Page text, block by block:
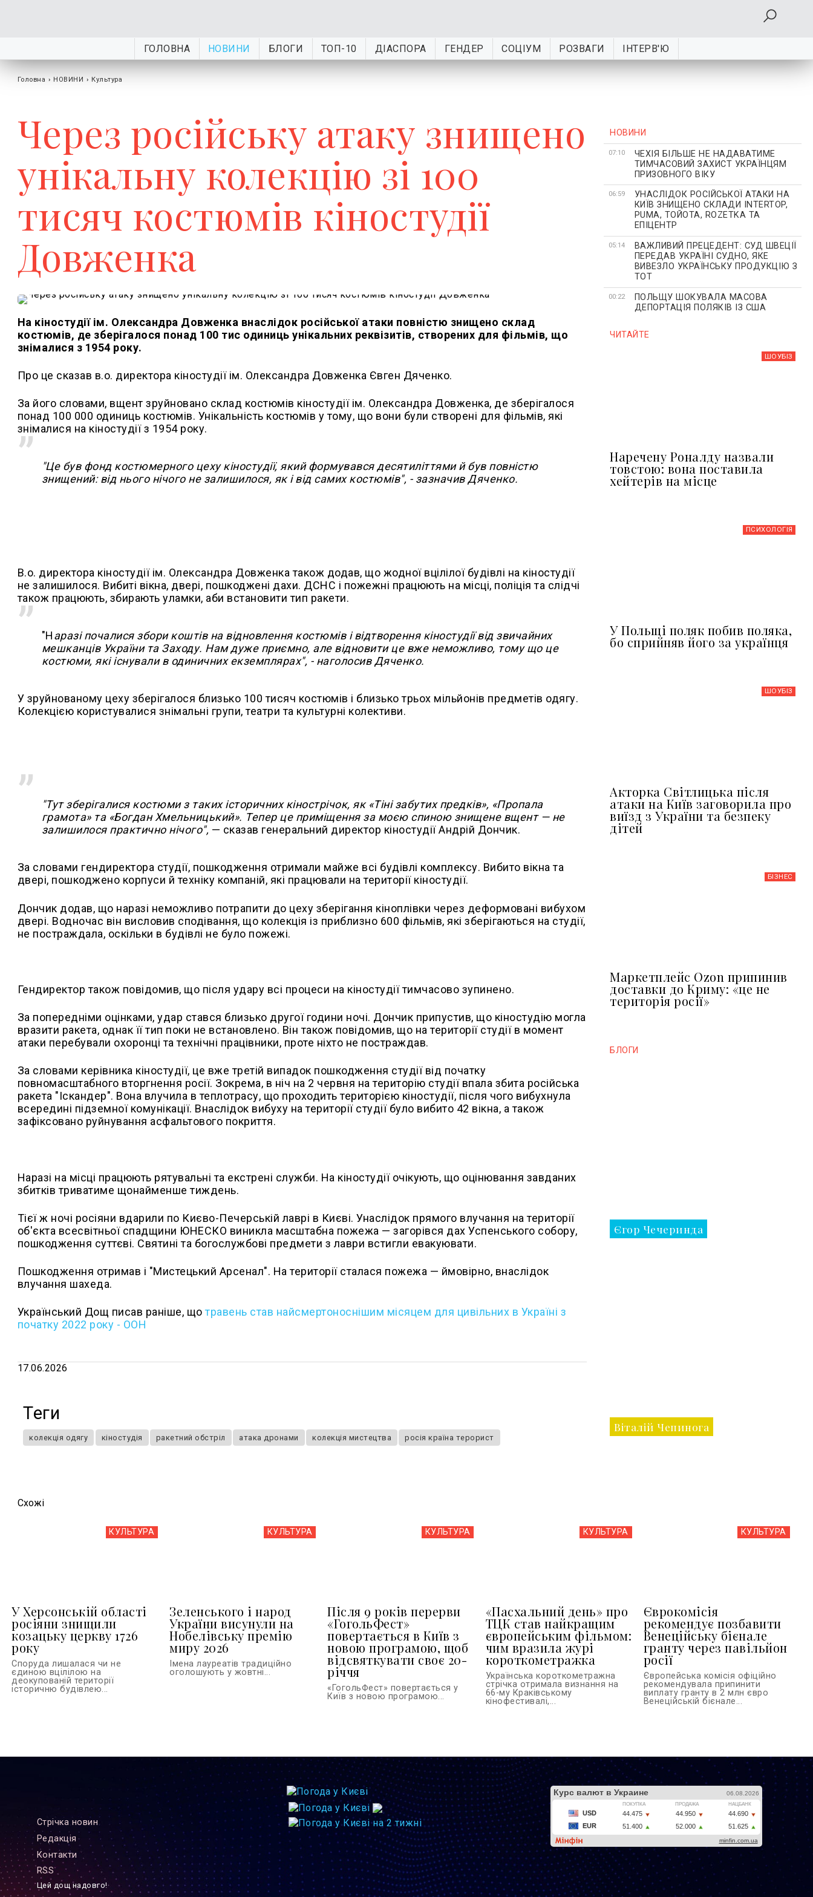
ГОЛОВНА НОВИНИ БЛОГИ ТОП-10 ДІАСПОРА ГЕНДЕР СОЦІУМ РОЗВАГИ ІНТЕРВ'Ю
Головна › НОВИНИ › Культура
Через російську атаку знищено
унікальну колекцію зі 100
тисяч костюмів кіностудії
Довженка
На кіностудії ім. Олександра Довженка внаслідок російської атаки повністю знищено склад
костюмів, де зберігалося понад 100 тис одиниць унікальних реквізитів, створених для фільмів, що
знімалися з 1954 року.
Про це сказав в.о. директора кіностудії ім. Олександра Довженка Євген Дяченко.
За його словами, вщент зруйновано склад костюмів кіностудії ім. Олександра Довженка, де зберігалося
понад 100 000 одиниць костюмів. Унікальність костюмів у тому, що вони були створені для фільмів, які
знімалися на кіностудії з 1954 року.
"Це був фонд костюмерного цеху кіностудії, який формувався десятиліттями й був повністю
знищений: від нього нічого не залишилося, як і від самих костюмів", - зазначив Дяченко.
В.о. директора кіностудії ім. Олександра Довженка також додав, що жодної вцілілої будівлі на кіностудії
не залишилося. Вибиті вікна, двері, пошкоджені дахи. ДСНС і пожежні працюють на місці, поліція та слідчі
також працюють, збирають уламки, аби встановити тип ракети.
"Наразі почалися збори коштів на відновлення костюмів і відтворення кіностудії від звичайних
мешканців України та Заходу. Нам дуже приємно, але відновити це вже неможливо, тому що це
костюми, які існували в одиничних екземплярах", - наголосив Дяченко.
У зруйнованому цеху зберігалося близько 100 тисяч костюмів і близько трьох мільйонів предметів одягу.
Колекцією користувалися знімальні групи, театри та культурні колективи.
"Тут зберігалися костюми з таких історичних кінострічок, як «Тіні забутих предків», «Пропала
грамота» та «Богдан Хмельницький». Тепер це приміщення за моєю спиною знищене вщент — не
залишилося практично нічого", — сказав генеральний директор кіностудії Андрій Дончик.
За словами гендиректора студії, пошкодження отримали майже всі будівлі комплексу. Вибито вікна та
двері, пошкоджено корпуси й техніку компаній, які працювали на території кіностудії.
Дончик додав, що наразі неможливо потрапити до цеху зберігання кіноплівки через деформовані вибухом
двері. Водночас він висловив сподівання, що колекція із приблизно 600 фільмів, які зберігаються на студії,
не постраждала, оскільки в будівлі не було пожежі.
Гендиректор також повідомив, що після удару всі процеси на кіностудії тимчасово зупинено.
За попередніми оцінками, удар стався близько другої години ночі. Дончик припустив, що кіностудію могла
вразити ракета, однак її тип поки не встановлено. Він також повідомив, що на території студії в момент
атаки перебували охоронці та технічні працівники, проте ніхто не постраждав.
За словами керівника кіностудії, це вже третій випадок пошкодження студії від початку
повномасштабного вторгнення росії. Зокрема, в ніч на 2 червня на територію студії впала збита російська
ракета "Іскандер". Вона влучила в теплотрасу, що проходить територією кіностудії, після чого вибухнула
всередині підземної комунікації. Внаслідок вибуху на території студії було вибито 42 вікна, а також
зафіксовано руйнування асфальтового покриття.
Наразі на місці працюють рятувальні та екстрені служби. На кіностудії очікують, що оцінювання завданих
збитків триватиме щонайменше тиждень.
Тієї ж ночі росіяни вдарили по Києво-Печерській лаврі в Києві. Унаслідок прямого влучання на території
об'єкта всесвітньої спадщини ЮНЕСКО виникла масштабна пожежа — загорівся дах Успенського собору,
пошкодження суттєві. Святині та богослужбові предмети з лаври встигли евакуювати.
Пошкодження отримав і "Мистецький Арсенал". На території сталася пожежа — ймовірно, внаслідок
влучання шахеда.
Український Дощ писав раніше, щотравень став найсмертоноснішим місяцем для цивільних в Україні з
початку 2022 року - ООН
17.06.2026
Теги
колекція одягу кіностудія ракетний обстріл атака дронами колекція мистецтва росія країна терорист
НОВИНИ
07:10
ЧЕХІЯ БІЛЬШЕ НЕ НАДАВАТИМЕ
ТИМЧАСОВИЙ ЗАХИСТ УКРАЇНЦЯМ
ПРИЗОВНОГО ВІКУ
06:59
УНАСЛІДОК РОСІЙСЬКОЇ АТАКИ НА
КИЇВ ЗНИЩЕНО СКЛАДИ INTERTOP,
PUMA, ТОЙОТА, ROZETKA ТА
ЕПІЦЕНТР
05:14
ВАЖЛИВИЙ ПРЕЦЕДЕНТ: СУД ШВЕЦІЇ
ПЕРЕДАВ УКРАЇНІ СУДНО, ЯКЕ
ВИВЕЗЛО УКРАЇНСЬКУ ПРОДУКЦІЮ З
ТОТ
00:22
ПОЛЬЩУ ШОКУВАЛА МАСОВА
ДЕПОРТАЦІЯ ПОЛЯКІВ ІЗ США
ЧИТАЙТЕ
ШОУБIЗ
Наречену Роналду назвали
товстою: вона поставила
хейтерів на місце
ПСИХОЛОГІЯ
У Польщі поляк побив поляка,
бо сприйняв його за українця
ШОУБIЗ
Акторка Світлицька після
атаки на Київ заговорила про
виїзд з України та безпеку
дітей
БІЗНЕС
Маркетплейс Ozon припинив
доставки до Криму: «це не
територія росії»
БЛОГИ
Єгор Чечеринда
Віталій Чепинога
Схожi
КУЛЬТУРА
У Херсонській області
росіяни знищили
козацьку церкву 1726
року
Споруда лишалася чи не
єдиною вцілілою на
деокупованій території
історичню будівлею...
КУЛЬТУРА
Зеленського і народ
України висунули на
Нобелівську премію
миру 2026
Імена лауреатів традиційно
оголошують у жовтні...
КУЛЬТУРА
Після 9 років перерви
«ГогольФест»
повертається в Київ з
новою програмою, щоб
відсвяткувати своє 20-
річчя
«ГогольФест» повертається у
Київ з новою програмою...
КУЛЬТУРА
«Пасхальний день» про
ТЦК став найкращим
європейським фільмом:
чим вразила журі
короткометражка
Українська короткометражна
стрічка отримала визнання на
66-му Краківському
кінофестивалі,...
КУЛЬТУРА
Єврокомісія
рекомендує позбавити
Венеційську бієнале
гранту через павільйон
росії
Європейська комісія офіційно
рекомендувала припинити
виплату гранту в 2 млн євро
Венеційській бієнале...
Стрiчка новин
Редакцiя
Контакти
RSS
Цей дощ надовго!